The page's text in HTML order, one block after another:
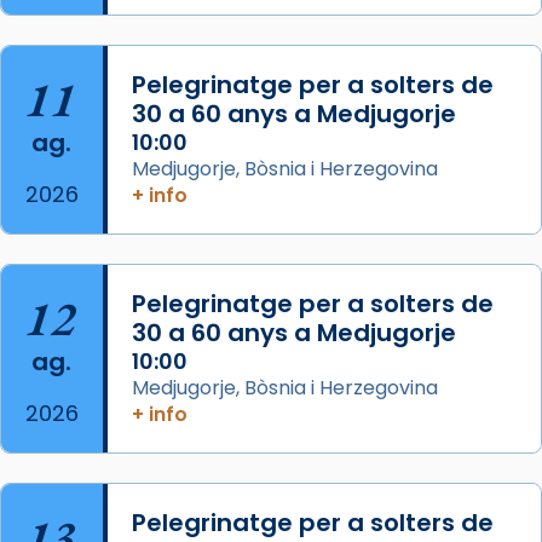
de Barcelona.
Aquest dilluns, 27 de juliol, ha tingut lloc la
missa d’acció de gràcies en agraïment al
comitè organitzador de la visita apostòlica
del Sant Pare Lleó XIV a Barcelona, i als
col·laboradors, a la Catedral de Barcelona.
L’arquebisbe de Barcelona, el cardenal Joan
Josep Omella, ha presidit la missa i l’ha
concelebrat el bisbe auxiliar de Barcelona,
Mons. David Abadías.
📸 Dr. G. Simón
Photo
View on Facebook · Share
Arquebisbat de Barcelona
11
ag.
2026
Pelegrinatge per a solters de
30 a 60 anys a Medjugorje
10:00
Medjugorje, Bòsnia i Herzegovina
+ info
12
ag.
2026
Pelegrinatge per a solters de
30 a 60 anys a Medjugorje
10:00
Medjugorje, Bòsnia i Herzegovina
+ info
Pelegrinatge per a solters de